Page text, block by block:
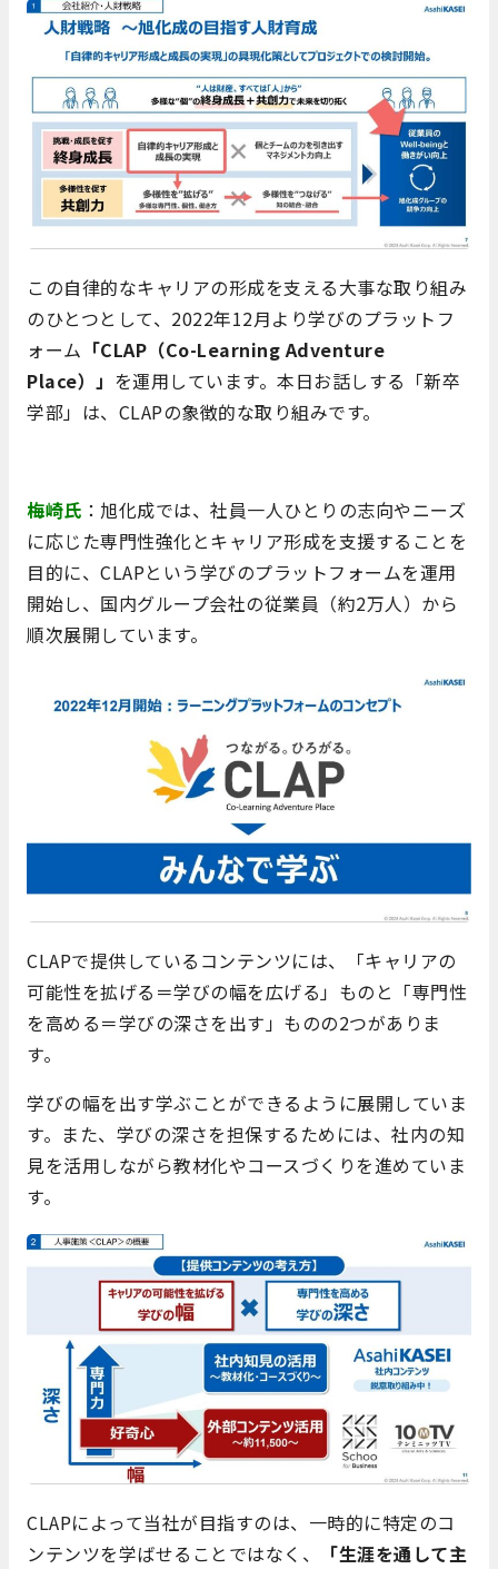
この自律的なキャリアの形成を支える大事な取り組み
のひとつとして、2022年12月より学びのプラットフ
ォーム 「CLAP（Co-Learning Adventure
Place）」 を運用しています。本日お話しする「新卒
学部」は、CLAPの象徴的な取り組みです。
梅崎氏 ：旭化成では、社員一人ひとりの志向やニーズ
に応じた専門性強化とキャリア形成を支援することを
目的に、CLAPという学びのプラットフォームを運用
開始し、国内グループ会社の従業員（約2万人）から
順次展開しています。
CLAPで提供しているコンテンツには、「キャリアの
可能性を拡げる＝学びの幅を広げる」ものと「専門性
を高める＝学びの深さを出す」ものの2つがありま
す。
学びの幅を出す学ぶことができるように展開していま
す。また、学びの深さを担保するためには、社内の知
見を活用しながら教材化やコースづくりを進めていま
す。
CLAPによって当社が目指すのは、一時的に特定のコ
ンテンツを学ばせることではなく、
「生涯を通して主